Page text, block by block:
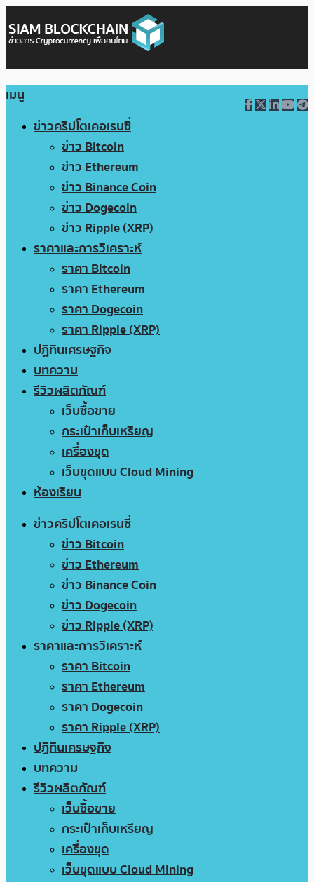
เมนู
ข่าวคริปโตเคอเรนซี่
ข่าว Bitcoin
ข่าว Ethereum
ข่าว Binance Coin
ข่าว Dogecoin
ข่าว Ripple (XRP)
ราคาและการวิเคราะห์
ราคา Bitcoin
ราคา Ethereum
ราคา Dogecoin
ราคา Ripple (XRP)
ปฏิทินเศรษฐกิจ
บทความ
รีวิวผลิตภัณฑ์
เว็บซื้อขาย
กระเป๋าเก็บเหรียญ
เครื่องขุด
เว็บขุดแบบ Cloud Mining
ห้องเรียน
ข่าวคริปโตเคอเรนซี่
ข่าว Bitcoin
ข่าว Ethereum
ข่าว Binance Coin
ข่าว Dogecoin
ข่าว Ripple (XRP)
ราคาและการวิเคราะห์
ราคา Bitcoin
ราคา Ethereum
ราคา Dogecoin
ราคา Ripple (XRP)
ปฏิทินเศรษฐกิจ
บทความ
รีวิวผลิตภัณฑ์
เว็บซื้อขาย
กระเป๋าเก็บเหรียญ
เครื่องขุด
เว็บขุดแบบ Cloud Mining